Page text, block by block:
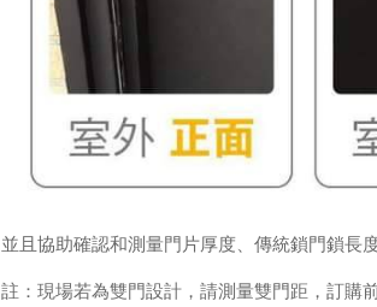
並且協助確認和測量門片厚度、傳統鎖門鎖長度
註：現場若為雙門設計，請測量雙門距，訂購